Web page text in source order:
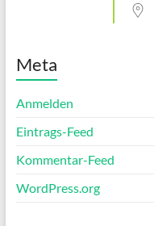
Meta
Anmelden
Eintrags-Feed
Kommentar-Feed
WordPress.org